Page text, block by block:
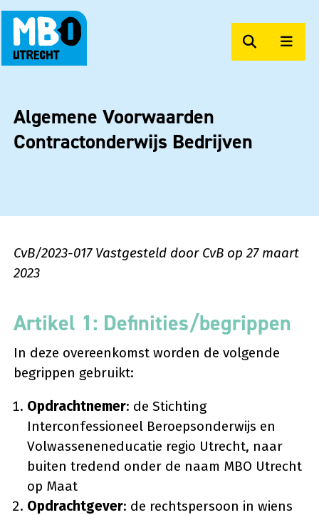
Zoeken
Algemene Voorwaarden
Contractonderwijs Bedrijven
CvB/2023-017 Vastgesteld door CvB op 27 maart
2023
Artikel 1: Definities/begrippen
In deze overeenkomst worden de volgende
begrippen gebruikt:
Opdrachtnemer: de Stichting
Interconfessioneel Beroepsonderwijs en
Volwasseneneducatie regio Utrecht, naar
buiten tredend onder de naam MBO Utrecht
op Maat
Opdrachtgever: de rechtspersoon in wiens